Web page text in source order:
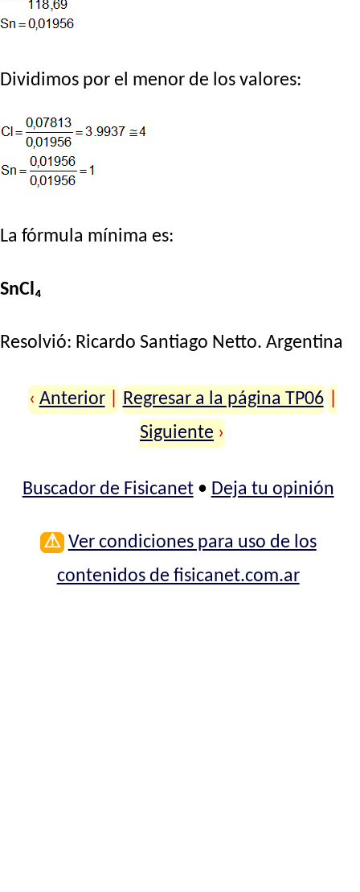
Dividimos por el menor de los valores:
La fórmula mínima es:
SnCl₄
Resolvió: Ricardo Santiago Netto. Argentina
‹ Anterior Regresar a la página TP06
Siguiente ›
Buscador de Fisicanet• Deja tu opinión
⚠ Ver condiciones para uso de los
contenidos de fisicanet.com.ar